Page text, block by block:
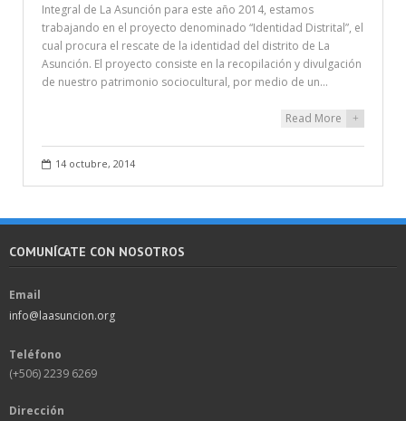
Integral de La Asunción para este año 2014, estamos
trabajando en el proyecto denominado “Identidad Distrital”, el
cual procura el rescate de la identidad del distrito de La
Asunción. El proyecto consiste en la recopilación y divulgación
de nuestro patrimonio sociocultural, por medio de un…
Read More +
14 octubre, 2014
COMUNÍCATE CON NOSOTROS
Email
info@laasuncion.org
Teléfono
(+506) 2239 6269
Dirección